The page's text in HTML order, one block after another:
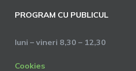
PROGRAM CU PUBLICUL
luni – vineri 8,30 – 12,30
Cookies